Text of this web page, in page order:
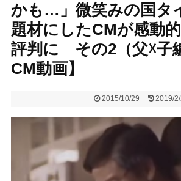
かも…」微笑みの国タ
題材にしたCMが感動
評判に その2（父☓子
CM動画】
2015/10/29 2019/